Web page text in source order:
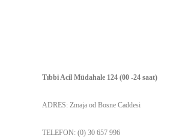
Tıbbi Acil Müdahale 124 (00 -24 saat)
ADRES: Zmaja od Bosne Caddesi
TELEFON: (0) 30 657 996